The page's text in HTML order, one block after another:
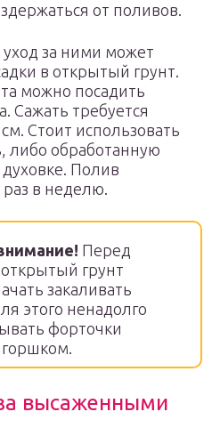
от поливов.
за ними может
в открытый грунт.
можно посадить
Сажать требуется
Стоит использовать
либо обработанную
Полив
раз в неделю.
Перед
грунт
закаливать
этого ненадолго
форточки
горшком.
высаженными